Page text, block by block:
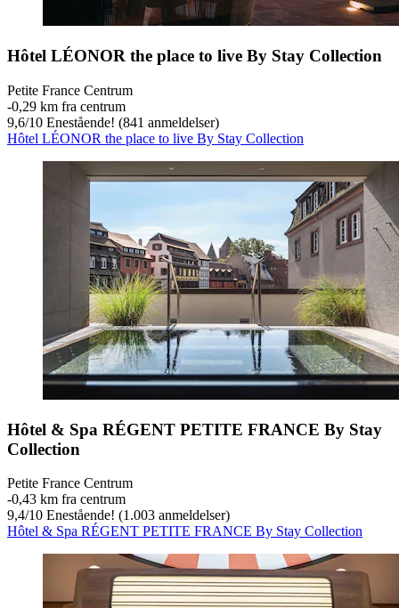
Hôtel LÉONOR the place to live By Stay Collection
Petite France Centrum
‐0,29 km fra centrum
9,6/10 Enestående! (841 anmeldelser)
Hôtel LÉONOR the place to live By Stay Collection
Hôtel & Spa RÉGENT PETITE FRANCE By Stay
Collection
Petite France Centrum
‐0,43 km fra centrum
9,4/10 Enestående! (1.003 anmeldelser)
Hôtel & Spa RÉGENT PETITE FRANCE By Stay Collection